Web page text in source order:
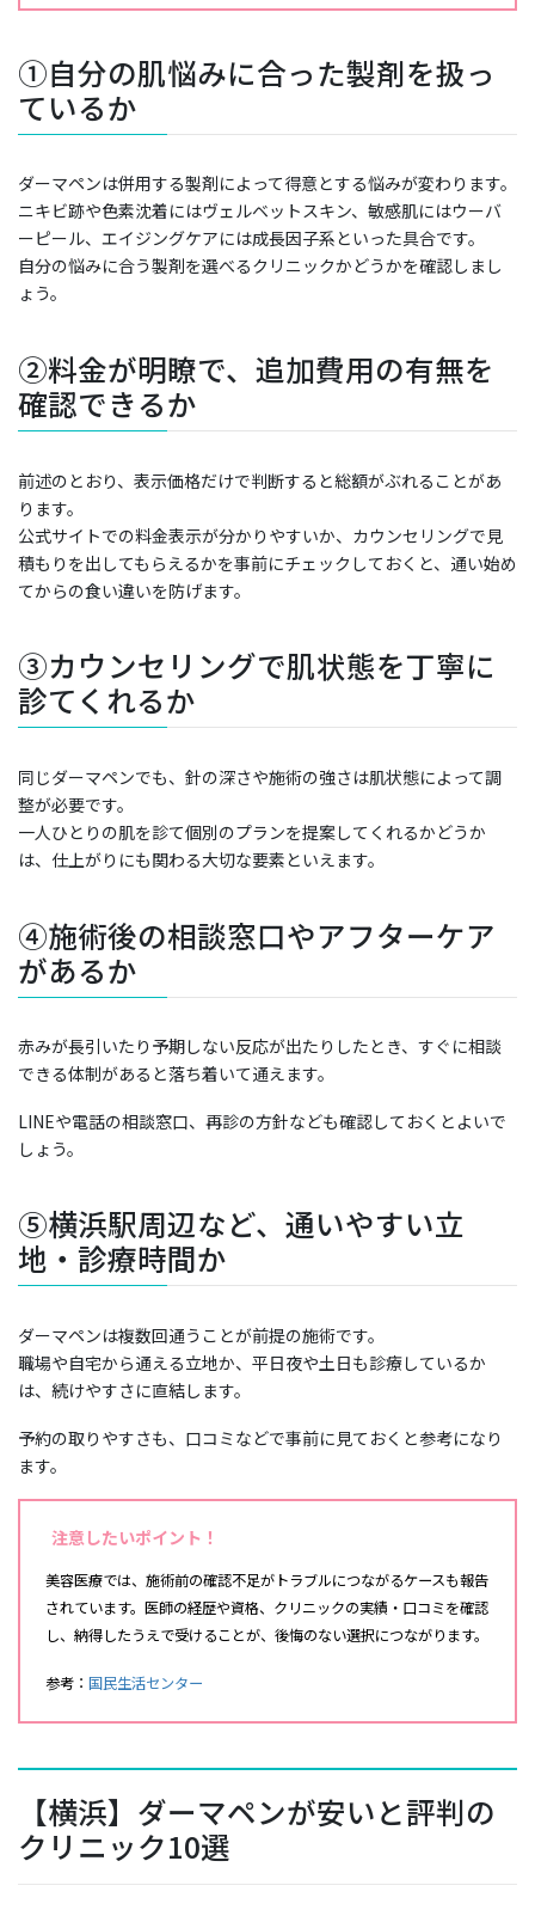
①自分の肌悩みに合った製剤を扱っ
ているか
ダーマペンは併用する製剤によって得意とする悩みが変わります。
ニキビ跡や色素沈着にはヴェルベットスキン、敏感肌にはウーバ
ーピール、エイジングケアには成長因子系といった具合です。
自分の悩みに合う製剤を選べるクリニックかどうかを確認しまし
ょう。
②料金が明瞭で、追加費用の有無を
確認できるか
前述のとおり、表示価格だけで判断すると総額がぶれることがあ
ります。
公式サイトでの料金表示が分かりやすいか、カウンセリングで見
積もりを出してもらえるかを事前にチェックしておくと、通い始め
てからの食い違いを防げます。
③カウンセリングで肌状態を丁寧に
診てくれるか
同じダーマペンでも、針の深さや施術の強さは肌状態によって調
整が必要です。
一人ひとりの肌を診て個別のプランを提案してくれるかどうか
は、仕上がりにも関わる大切な要素といえます。
④施術後の相談窓口やアフターケア
があるか
赤みが長引いたり予期しない反応が出たりしたとき、すぐに相談
できる体制があると落ち着いて通えます。
LINEや電話の相談窓口、再診の方針なども確認しておくとよいで
しょう。
⑤横浜駅周辺など、通いやすい立
地・診療時間か
ダーマペンは複数回通うことが前提の施術です。
職場や自宅から通える立地か、平日夜や土日も診療しているか
は、続けやすさに直結します。
予約の取りやすさも、口コミなどで事前に見ておくと参考になり
ます。
注意したいポイント！
美容医療では、施術前の確認不足がトラブルにつながるケースも報告
されています。医師の経歴や資格、クリニックの実績・口コミを確認
し、納得したうえで受けることが、後悔のない選択につながります。
参考： 国民生活センター
【横浜】ダーマペンが安いと評判の
クリニック10選